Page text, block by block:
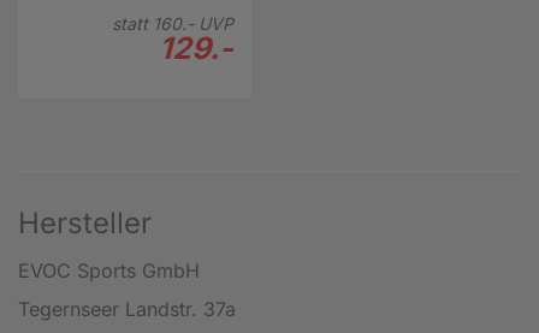
statt 160.-UVP
129.-
Hersteller
EVOC Sports GmbH
Tegernseer Landstr. 37a